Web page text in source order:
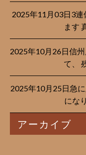
2025年11月03日3
ます
2025年10月26日信
て、
2025年10月25日急
にな
アーカイブ